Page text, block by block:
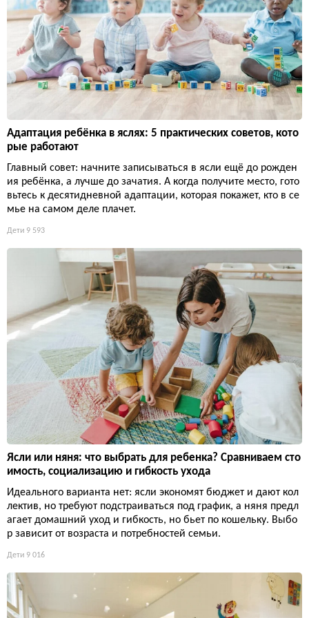
Адаптация ребёнка в яслях: 5 практических советов, кото
рые работают
Главный совет: начните записываться в ясли ещё до рожден
ия ребёнка, а лучше до зачатия. А когда получите место, гото
вьтесь к десятидневной адаптации, которая покажет, кто в се
мье на самом деле плачет.
Дети 9 593
Ясли или няня: что выбрать для ребенка? Сравниваем сто
имость, социализацию и гибкость ухода
Идеального варианта нет: ясли экономят бюджет и дают кол
лектив, но требуют подстраиваться под график, а няня предл
агает домашний уход и гибкость, но бьет по кошельку. Выбо
р зависит от возраста и потребностей семьи.
Дети 9 016